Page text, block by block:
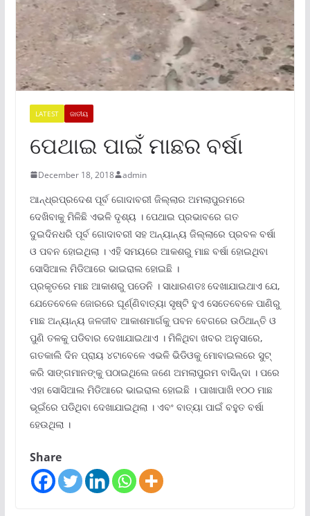
LATEST ଜାତୀୟ
ପେଥାଇ ପାଇଁ ମାଛର ବର୍ଷା
December 18, 2018 admin
ଆନ୍ଧ୍ରପ୍ରଦେଶ ପୂର୍ବ ଗୋଦାବରୀ ଜିଲ୍ଲାର ଅମଲାପୁରମରେ
ଦେଖିବାକୁ ମିଳିଛି ଏଭଳି ଦୃଶ୍ୟ । ପେଥାଇ ପ୍ରଭାବରେ ଗତ
ଦୁଇଦିନଧରି ପୂର୍ବ ଗୋଦାବରୀ ସହ ଅନ୍ୟାନ୍ୟ ଜିଲ୍ଲାରେ ପ୍ରବଳ ବର୍ଷା
ଓ ପବନ ହୋଇଥିଲା । ଏହି ସମୟରେ ଆକଶରୁ ମାଛ ବର୍ଷା ହୋଇଥିବା
ସୋସିଆଲ ମିଡିଆରେ ଭାଇରାଲ ହୋଇଛି ।
ପ୍ରକୃତରେ ମାଛ ଆକାଶରୁ ପଡେନି । ସାଧାରଣତଃ ଦେଖାଯାଇଥାଏ ଯେ,
ଯେତେବେଳେ ଜୋରରେ ଘୂର୍ଣ୍ଣିବାତ୍ୟା ସୃଷ୍ଟି ହୁଏ ସେତେବେଳେ ପାଣିରୁ
ମାଛ ଅନ୍ୟାନ୍ୟ ଜଳଜୀବ ଆକାଶମାର୍ଗକୁ ପବନ ବେଗରେ ଉଠିଥାନ୍ତି ଓ
ପୁଣି ତଳକୁ ପଡିବାର ଦେଖାଯାଇଥାଏ । ମିଳିଥିବା ଖବର ଅନୁସାରେ,
ଗତକାଲି ଦିନ ପ୍ରାୟ ୪ଟାବେଳେ ଏଭଳି ଭିଡିଓକୁ ମୋବାଇଲରେ ସୁଟ୍
କରି ସାଙ୍ଗମାନଙ୍କୁ ପଠାଇଥିଲେ ଜଣେ ଅମଲାପୁରମ ବାସିନ୍ଦା । ପରେ
ଏହା ସୋସିଆଲ ମିଡିଆରେ ଭାଇରାଲ ହୋଇଛି । ପାଖାପାଖି ୧୦୦ ମାଛ
ଭୂଇଁରେ ପଡିଥିବା ଦେଖାଯାଇଥିଲା । ଏବଂ ବାତ୍ୟା ପାଇଁ ବହୁତ ବର୍ଷା
ହେଉଥିଲା ।
Share